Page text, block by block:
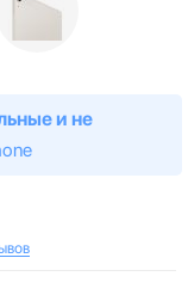
и не